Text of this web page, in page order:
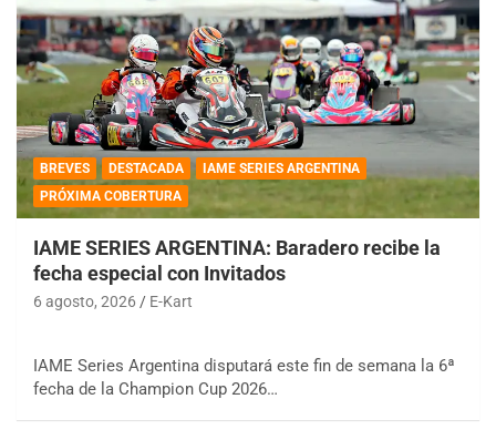
BREVES DESTACADA
IAME SERIES ARGENTINA
PRÓXIMA COBERTURA
IAME SERIES ARGENTINA: Baradero recibe la
fecha especial con Invitados
6 agosto, 2026 E-Kart
IAME Series Argentina disputará este fin de semana la 6ª
fecha de la Champion Cup 2026…